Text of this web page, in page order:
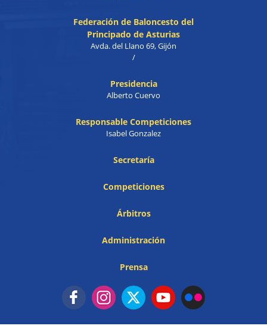
Federación de Baloncesto del
Principado de Asturias
Avda. del Llano 69, Gijón
/
Presidencia
Alberto Cuervo
Responsable Competiciones
Isabel Gonzalez
Secretaría
Competiciones
Árbitros
Administración
Prensa